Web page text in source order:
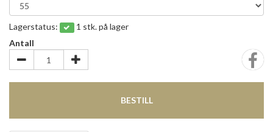
Lagerstatus:
1 stk. på lager
Antall
BESTILL